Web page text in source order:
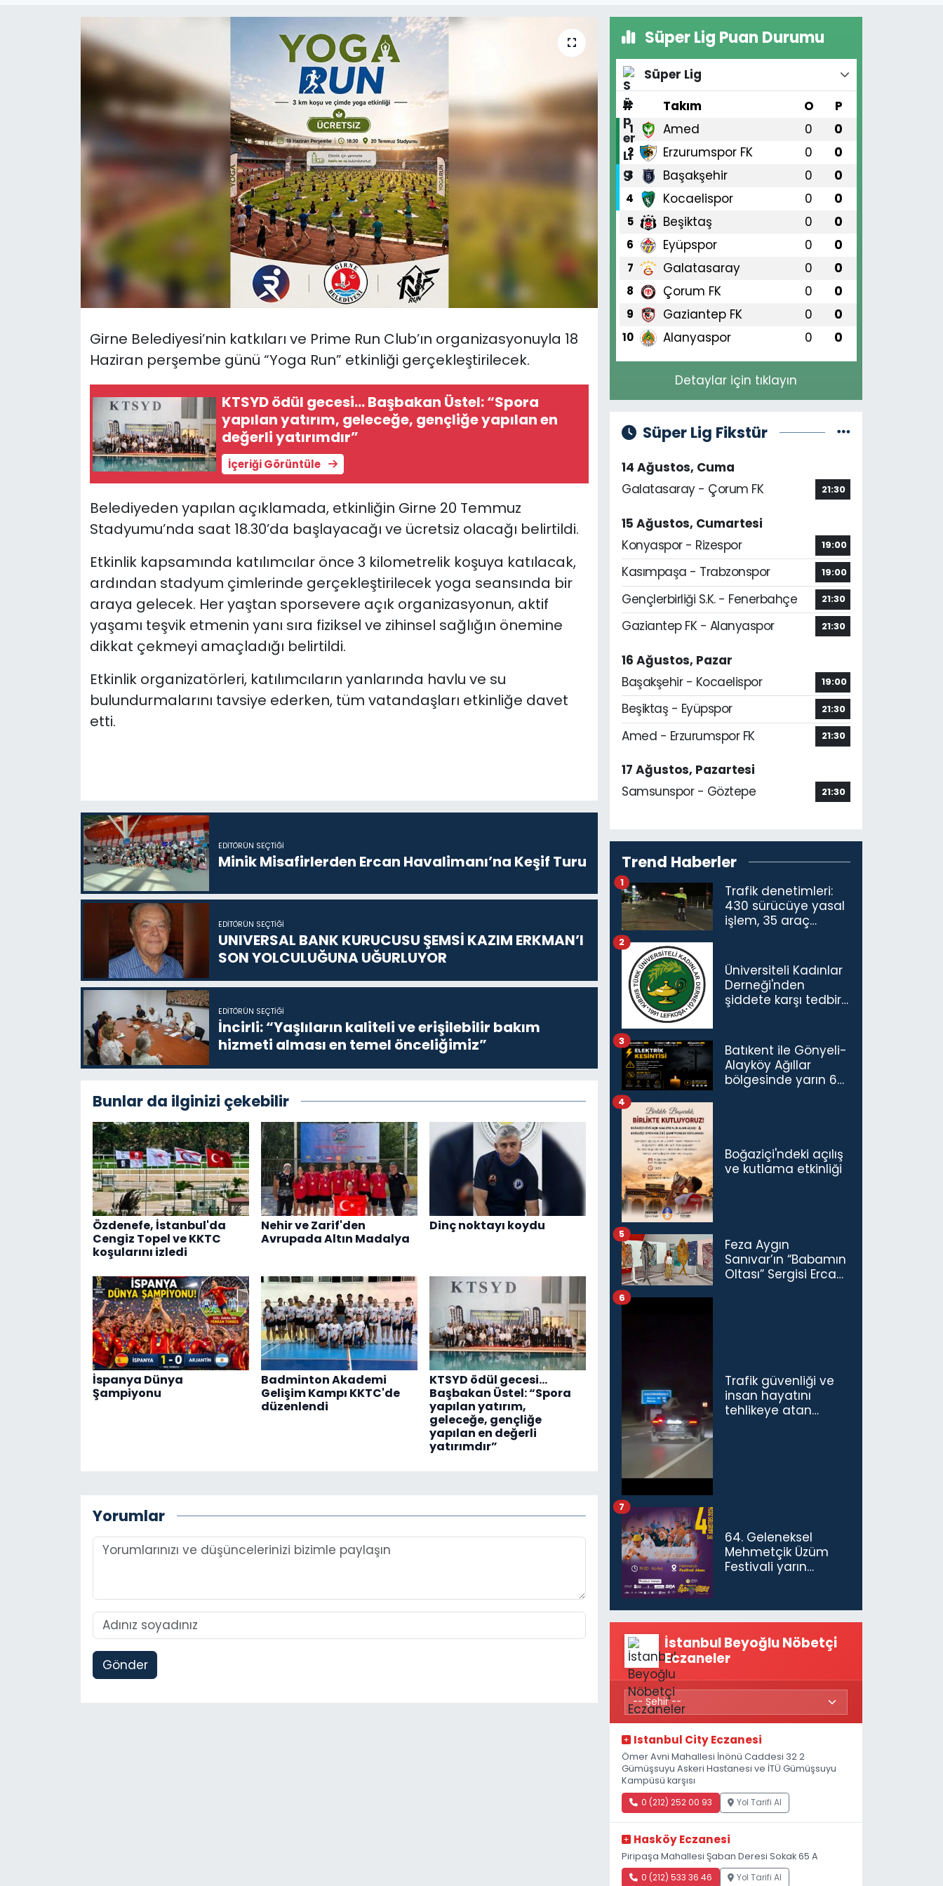
Girne Belediyesi’nin katkıları ve Prime Run Club’ın organizasyonuyla 18
Haziran perşembe günü “Yoga Run” etkinliği gerçekleştirilecek.
KTSYD ödül gecesi... Başbakan Üstel: “Spora
yapılan yatırım, geleceğe, gençliğe yapılan en
değerli yatırımdır”
İçeriği Görüntüle
Belediyeden yapılan açıklamada, etkinliğin Girne 20 Temmuz
Stadyumu’nda saat 18.30’da başlayacağı ve ücretsiz olacağı belirtildi.
Etkinlik kapsamında katılımcılar önce 3 kilometrelik koşuya katılacak,
ardından stadyum çimlerinde gerçekleştirilecek yoga seansında bir
araya gelecek. Her yaştan sporsevere açık organizasyonun, aktif
yaşamı teşvik etmenin yanı sıra fiziksel ve zihinsel sağlığın önemine
dikkat çekmeyi amaçladığı belirtildi.
Etkinlik organizatörleri, katılımcıların yanlarında havlu ve su
bulundurmalarını tavsiye ederken, tüm vatandaşları etkinliğe davet
etti.
EDITÖRÜN SEÇTIĞI
Minik Misafirlerden Ercan Havalimanı’na Keşif Turu
EDITÖRÜN SEÇTIĞI
UNIVERSAL BANK KURUCUSU ŞEMSİ KAZIM ERKMAN’I
SON YOLCULUĞUNA UĞURLUYOR
EDITÖRÜN SEÇTIĞI
İncirli: “Yaşlıların kaliteli ve erişilebilir bakım
hizmeti alması en temel önceliğimiz”
Bunlar da ilginizi çekebilir
Özdenefe, İstanbul'da
Cengiz Topel ve KKTC
koşularını izledi
Nehir ve Zarif'den
Avrupada Altın Madalya
Dinç noktayı koydu
İspanya Dünya
Şampiyonu
Badminton Akademi
Gelişim Kampı KKTC'de
düzenlendi
KTSYD ödül gecesi...
Başbakan Üstel: “Spora
yapılan yatırım,
geleceğe, gençliğe
yapılan en değerli
yatırımdır”
Yorumlar
Gönder
Süper Lig Puan Durumu
Süper Lig
#
Takım O P
1 Amed 0 0
2 Erzurumspor FK 0 0
3 Başakşehir 0 0
4 Kocaelispor 0 0
5 Beşiktaş 0 0
6 Eyüpspor 0 0
7 Galatasaray 0 0
8 Çorum FK 0 0
9 Gaziantep FK 0 0
10 Alanyaspor 0 0
Detaylar için tıklayın
Süper Lig Fikstür
14 Ağustos, Cuma
Galatasaray - Çorum FK
21:30
15 Ağustos, Cumartesi
Konyaspor - Rizespor
19:00
Kasımpaşa - Trabzonspor 19:00
Gençlerbirliği S.K. - Fenerbahçe 21:30
Gaziantep FK - Alanyaspor 21:30
16 Ağustos, Pazar
Başakşehir - Kocaelispor
19:00
Beşiktaş - Eyüpspor 21:30
Amed - Erzurumspor FK 21:30
17 Ağustos, Pazartesi
Samsunspor - Göztepe
21:30
Trend Haberler
Trafik denetimleri:
430 sürücüye yasal
işlem, 35 araç
1
Üniversiteli Kadınlar
Derneği'nden
şiddete karşı tedbir
2
Batıkent ile Gönyeli-
Alayköy Ağıllar
bölgesinde yarın 6
3
Boğaziçi'ndeki açılış
ve kutlama etkinliği
4
Feza Aygın
Sanıvar’ın “Babamın
Oltası” Sergisi Ercan
5
Trafik güvenliği ve
insan hayatını
tehlikeye atan
6
64. Geleneksel
Mehmetçik Üzüm
Festivali yarın
7
İstanbul Beyoğlu Nöbetçi
Eczaneler
Istanbul City Eczanesi
Ömer Avni Mahallesi İnönü Caddesi 32 2
Gümüşsuyu Askeri Hastanesi ve İTÜ Gümüşsuyu
Kampüsü karşısı
0 (212) 252 00 93 Yol Tarifi Al
Hasköy Eczanesi
Piripaşa Mahallesi Şaban Deresi Sokak 65 A
0 (212) 533 36 46 Yol Tarifi Al
KKTC YEREL SEÇİM 2018
Kültür Sanat
Magazin
Nöbetçi Eczaneler
Otomobil Dünyası
Politika
Yazarlar